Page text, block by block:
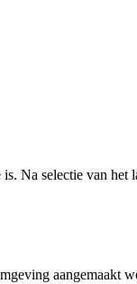
Na selectie van
aangemaakt